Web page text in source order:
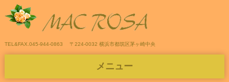
TEL&FAX.045-944-0863 〒224-0032 横浜市都筑区茅ヶ崎中央
メニュー